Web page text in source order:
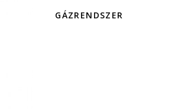
GÁZRENDSZER